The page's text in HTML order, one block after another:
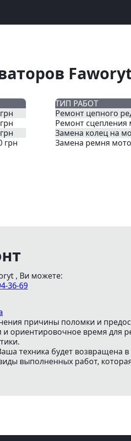
грн
ТИП РАБОТ
Ремонт цепного
Ремонт сцепления
Замена колец на
Замена ремня
, Ви можете:
36-69
причины поломки и
и ориентировочное время
техника будет возвращена
выполненных работ,